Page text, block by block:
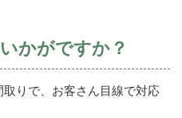
かがですか？
りで、お客さん目線で対応